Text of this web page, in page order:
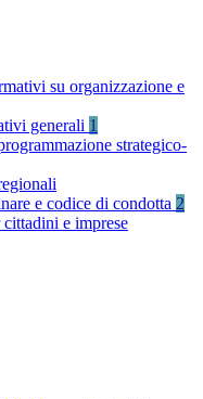
su organizzazione e
generali 1
strategico-
e codice di condotta 2
e imprese